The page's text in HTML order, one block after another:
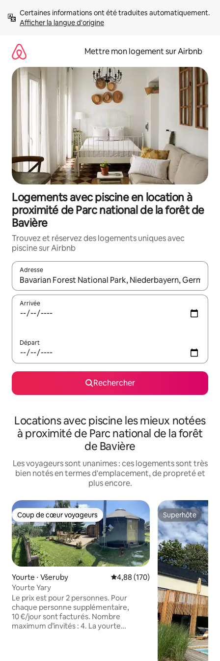
directement
Afficher la langue d'origine
Mettre mon logement sur Airbnb
Logements avec piscine en location à
proximité de Parc national de la forêt de
Bavière
Trouvez et réservez des logements uniques avec
piscine sur Airbnb
Adresse
Lorsque les résultats s'affichent, utilisez les flèches vers le
Arrivée
Départ
Rechercher
Locations avec piscine les mieux notées
à proximité de Parc national de la forêt
de Bavière
Les voyageurs sont unanimes : ces logements sont très
bien notés en termes d'emplacement, de propreté et
plus encore.
Coup de cœur voyageurs
Coup de cœur voyageurs
Yourte ⋅ Všeruby Évaluation moyenne sur la
4,88 (170)
Yourte Yary
Le prix est pour 2 personnes. Pour
chaque personne supplémentaire,
10 €/jour sont facturés. Nombre
maximum d’invités : 4. La yourte
Superhôte
Superhôte